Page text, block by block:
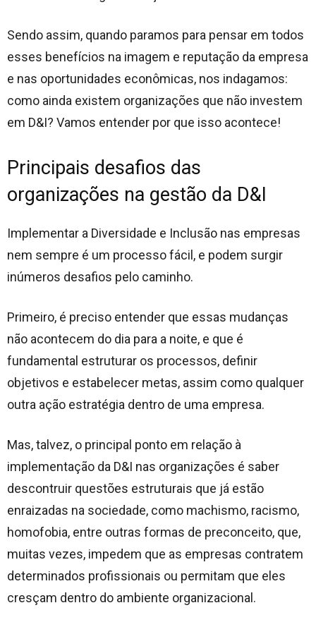
Sendo assim, quando paramos para pensar em todos
esses benefícios na imagem e reputação da empresa
e nas oportunidades econômicas, nos indagamos:
como ainda existem organizações que não investem
em D&I? Vamos entender por que isso acontece!
Principais desafios das
organizações na gestão da D&I
Implementar a Diversidade e Inclusão nas empresas
nem sempre é um processo fácil, e podem surgir
inúmeros desafios pelo caminho.
Primeiro, é preciso entender que essas mudanças
não acontecem do dia para a noite, e que é
fundamental estruturar os processos, definir
objetivos e estabelecer metas, assim como qualquer
outra ação estratégia dentro de uma empresa.
Mas, talvez, o principal ponto em relação à
implementação da D&I nas organizações é saber
descontruir questões estruturais que já estão
enraizadas na sociedade, como machismo, racismo,
homofobia, entre outras formas de preconceito, que,
muitas vezes, impedem que as empresas contratem
determinados profissionais ou permitam que eles
cresçam dentro do ambiente organizacional.